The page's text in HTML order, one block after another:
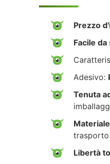
Prezzo
Facile
Adesivo:
Tenuta
trasporto
Libertà